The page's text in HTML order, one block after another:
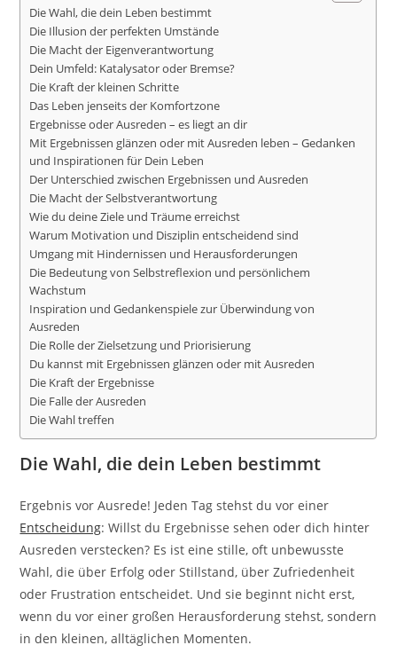
Die Wahl, die dein Leben bestimmt
Die Illusion der perfekten Umstände
Die Macht der Eigenverantwortung
Dein Umfeld: Katalysator oder Bremse?
Die Kraft der kleinen Schritte
Das Leben jenseits der Komfortzone
Ergebnisse oder Ausreden – es liegt an dir
Mit Ergebnissen glänzen oder mit Ausreden leben – Gedanken
und Inspirationen für Dein Leben
Der Unterschied zwischen Ergebnissen und Ausreden
Die Macht der Selbstverantwortung
Wie du deine Ziele und Träume erreichst
Warum Motivation und Disziplin entscheidend sind
Umgang mit Hindernissen und Herausforderungen
Die Bedeutung von Selbstreflexion und persönlichem
Wachstum
Inspiration und Gedankenspiele zur Überwindung von
Ausreden
Die Rolle der Zielsetzung und Priorisierung
Du kannst mit Ergebnissen glänzen oder mit Ausreden
Die Kraft der Ergebnisse
Die Falle der Ausreden
Die Wahl treffen
Die Wahl, die dein Leben bestimmt
Ergebnis vor Ausrede! Jeden Tag stehst du vor einer
Entscheidung: Willst du Ergebnisse sehen oder dich hinter
Ausreden verstecken? Es ist eine stille, oft unbewusste
Wahl, die über Erfolg oder Stillstand, über Zufriedenheit
oder Frustration entscheidet. Und sie beginnt nicht erst,
wenn du vor einer großen Herausforderung stehst, sondern
in den kleinen, alltäglichen Momenten.